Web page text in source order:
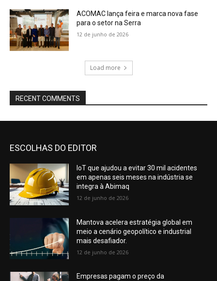
ACOMAC lança feira e marca nova fase
para o setor na Serra
12 de junho de 2026
Load more
RECENT COMMENTS
ESCOLHAS DO EDITOR
IoT que ajudou a evitar 30 mil acidentes
em apenas seis meses na indústria se
integra à Abimaq
12 de junho de 2026
Mantova acelera estratégia global em
meio a cenário geopolítico e industrial
mais desafiador.
12 de junho de 2026
Empresas pagam o preço da